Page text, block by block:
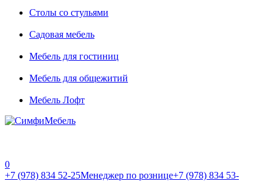
Столы со стульями
Садовая мебель
Мебель для гостиниц
Мебель для общежитий
Мебель Лофт
0
+7 (978) 834 52-25Менеджер по рознице+7 (978) 834 53-